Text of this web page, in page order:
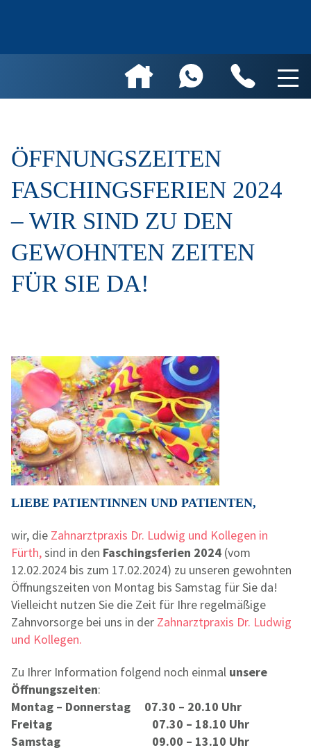
ÖFFNUNGSZEITEN
FASCHINGSFERIEN 2024
– WIR SIND ZU DEN
GEWOHNTEN ZEITEN
FÜR SIE DA!
LIEBE PATIENTINNEN UND PATIENTEN,
wir, die Zahnarztpraxis Dr. Ludwig und Kollegen in
Fürth,sind in den Faschingsferien 2024 (vom
12.02.2024 bis zum 17.02.2024) zu unseren gewohnten
Öffnungszeiten von Montag bis Samstag für Sie da!
Vielleicht nutzen Sie die Zeit für Ihre regelmäßige
Zahnvorsorge bei uns in der Zahnarztpraxis Dr. Ludwig
und Kollegen.
Zu Ihrer Information folgend noch einmal unsere
Öffnungszeiten:
Montag – Donnerstag 07.30 – 20.10 Uhr
Freitag 07.30 – 18.10 Uhr
Samstag 09.00 – 13.10 Uhr